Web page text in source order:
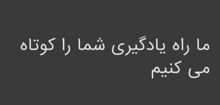
ما راه یادگیری شما را کوتاه
می کنیم